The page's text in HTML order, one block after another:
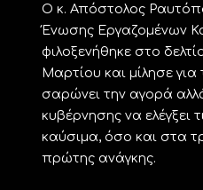
Ο κ. Απόστολος
Ένωσης Εργαζομένων
φιλοξενήθηκε στο
Μαρτίου και μίλησε
σαρώνει την αγορά
κυβέρνησης να ελέγξει
καύσιμα, όσο και στα
πρώτης ανάγκης.